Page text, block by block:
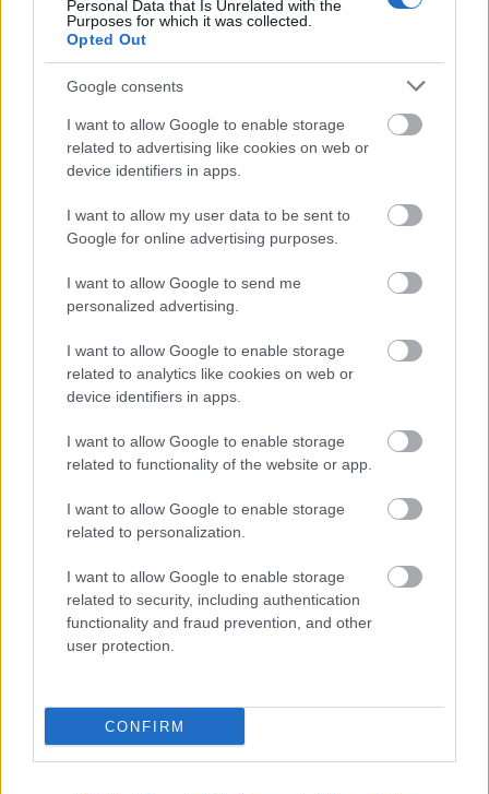
Personal Data that Is Unrelated with the
Purposes for which it was collected.
Opted Out
Google consents
I want to allow Google to enable storage
related to advertising like cookies on web or
device identifiers in apps.
I want to allow my user data to be sent to
Google for online advertising purposes.
I want to allow Google to send me
personalized advertising.
I want to allow Google to enable storage
related to analytics like cookies on web or
device identifiers in apps.
I want to allow Google to enable storage
related to functionality of the website or app.
I want to allow Google to enable storage
related to personalization.
I want to allow Google to enable storage
related to security, including authentication
functionality and fraud prevention, and other
user protection.
CONFIRM
William Poromaa kolmas.
Tilaa uutiskirjeemme